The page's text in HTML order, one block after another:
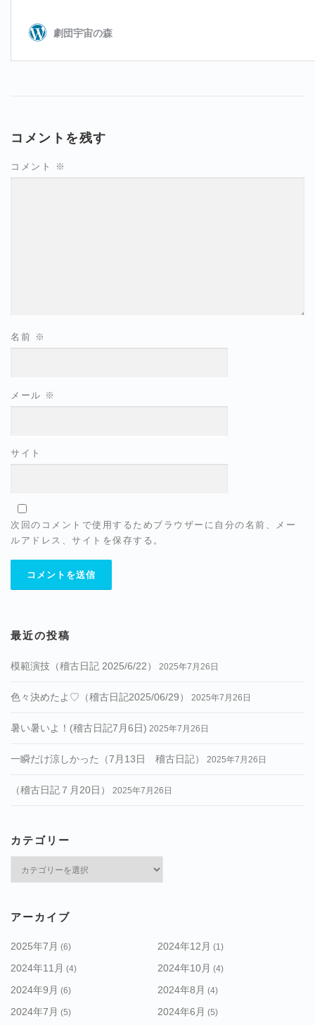
コメントを残す
コメント ※
名前 ※
メール ※
サイト
次回のコメントで使用するためブラウザーに自分の名前、メー
ルアドレス、サイトを保存する。
最近の投稿
模範演技（稽古日記 2025/6/22） 2025年7月26日
色々決めたよ♡（稽古日記2025/06/29） 2025年7月26日
暑い暑いよ！(稽古日記7月6日) 2025年7月26日
一瞬だけ涼しかった（7月13日 稽古日記） 2025年7月26日
（稽古日記７月20日） 2025年7月26日
カテゴリー
ー
アーカイブ
2025年7月 (6) 2024年12月 (1)
2024年11月 (4) 2024年10月 (4)
2024年9月 (6) 2024年8月 (4)
2024年7月 (5) 2024年6月 (5)